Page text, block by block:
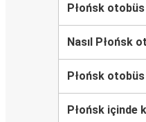
Płońsk
Nasıl Płońsk
Płońsk
Płońsk içinde